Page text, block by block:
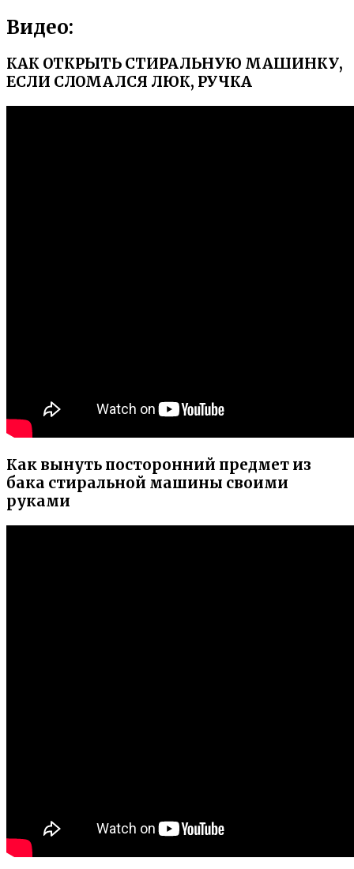
Видео:
КАК ОТКРЫТЬ СТИРАЛЬНУЮ МАШИНКУ,
ЕСЛИ СЛОМАЛСЯ ЛЮК, РУЧКА
Как вынуть посторонний предмет из
бака стиральной машины своими
руками